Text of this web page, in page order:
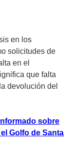
en los
solicitudes de
en el
que falta
devolución del
sobre
Golfo de Santa